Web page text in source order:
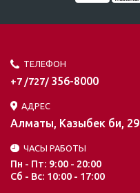
ТЕЛЕФОН
+7 /727/ 356-8000
АДРЕС
Алматы, Казыбек би, 29
ЧАСЫ РАБОТЫ
Пн - Пт: 9:00 - 20:00
Сб - Вс: 10:00 - 17:00